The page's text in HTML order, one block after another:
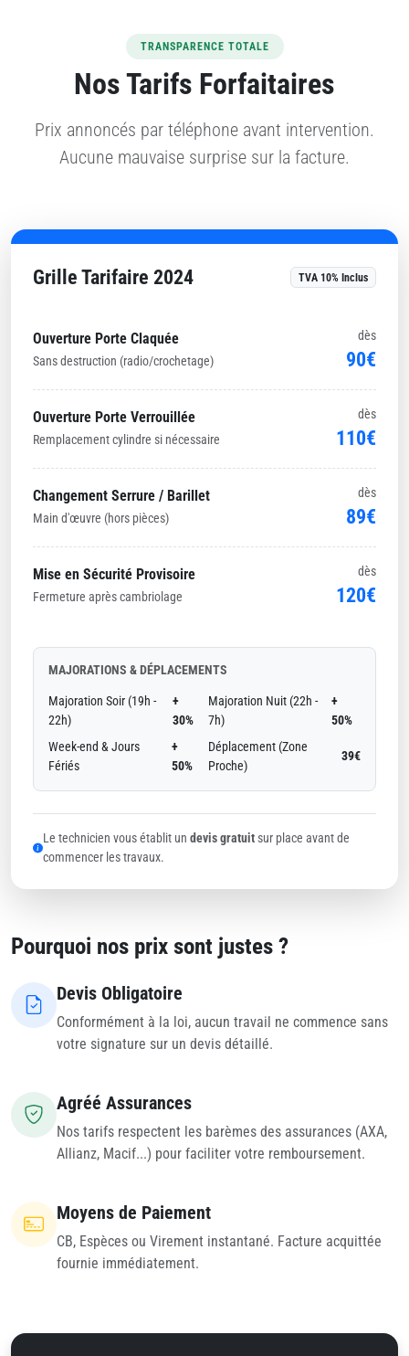
TRANSPARENCE TOTALE
Nos Tarifs Forfaitaires
Prix annoncés par téléphone avant intervention.
Aucune mauvaise surprise sur la facture.
Grille Tarifaire 2024 TVA 10% Inclus
Ouverture Porte Claquée
Sans destruction (radio/crochetage)
dès
90€
Ouverture Porte Verrouillée
Remplacement cylindre si nécessaire
dès
110€
Changement Serrure / Barillet
Main d'œuvre (hors pièces)
dès
89€
Mise en Sécurité Provisoire
Fermeture après cambriolage
dès
120€
MAJORATIONS & DÉPLACEMENTS
Majoration Soir (19h -
22h)
+
30%
Majoration Nuit (22h -
7h)
+
50%
Week-end & Jours
Fériés
+
50%
Déplacement (Zone
Proche)
39€
Le technicien vous établit un devis gratuitsur place avant de
commencer les travaux.
Pourquoi nos prix sont justes ?
Devis Obligatoire
Conformément à la loi, aucun travail ne commence sans
votre signature sur un devis détaillé.
Agréé Assurances
Nos tarifs respectent les barèmes des assurances (AXA,
Allianz, Macif...) pour faciliter votre remboursement.
Moyens de Paiement
CB, Espèces ou Virement instantané. Facture acquittée
fournie immédiatement.